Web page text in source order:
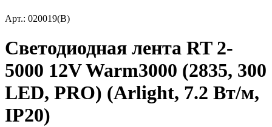
Арт.: 020019(B)
Светодиодная лента RT 2-
5000 12V Warm3000 (2835, 300
LED, PRO) (Arlight, 7.2 Вт/м,
IP20)